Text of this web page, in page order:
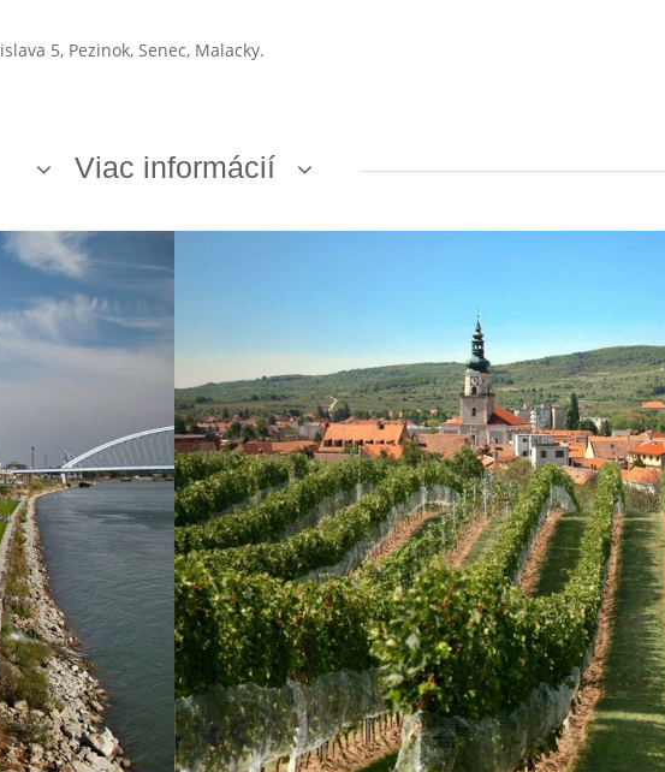
5, Pezinok, Senec, Malacky.
Viac informácií